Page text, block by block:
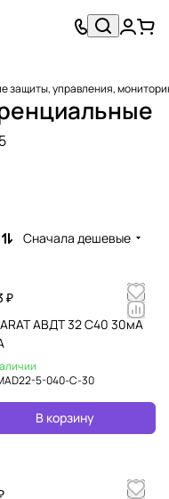
защиты, управления,
Сначала дешевые
₽
АВДТ 32 C40 30мА
5-040-C-30
В корзину